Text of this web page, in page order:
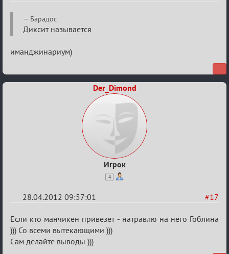
Re:
План
(дополнения
приветствуются)
Барадос
Диксит называется
иманджинариум)
Der_Dimond
Игрок
4
#17
28.04.2012 09:57:01
Re:
План
мероприятия
Если кто манчикен привезет - натравлю на него Гоблина
))) Со всеми вытекающими )))
Сам делайте выводы )))